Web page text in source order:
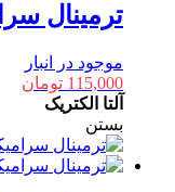
ترمینال
موجود در انبار
115,000 تومان
آلتا الکتریک
بستن